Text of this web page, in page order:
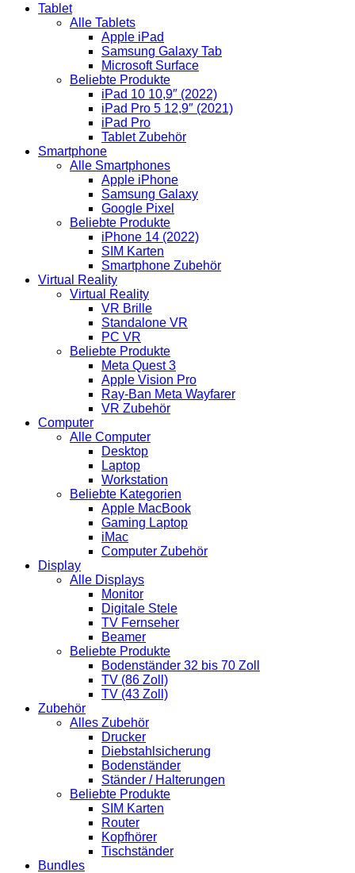
Tablet
Alle Tablets
Apple iPad
Samsung Galaxy Tab
Microsoft Surface
Beliebte Produkte
iPad 10 10,9″ (2022)
iPad Pro 5 12,9″ (2021)
iPad Pro
Tablet Zubehör
Smartphone
Alle Smartphones
Apple iPhone
Samsung Galaxy
Google Pixel
Beliebte Produkte
iPhone 14 (2022)
SIM Karten
Smartphone Zubehör
Virtual Reality
Virtual Reality
VR Brille
Standalone VR
PC VR
Beliebte Produkte
Meta Quest 3
Apple Vision Pro
Ray-Ban Meta Wayfarer
VR Zubehör
Computer
Alle Computer
Desktop
Laptop
Workstation
Beliebte Kategorien
Apple MacBook
Gaming Laptop
iMac
Computer Zubehör
Display
Alle Displays
Monitor
Digitale Stele
TV Fernseher
Beamer
Beliebte Produkte
Bodenständer 32 bis 70 Zoll
TV (86 Zoll)
TV (43 Zoll)
Zubehör
Alles Zubehör
Drucker
Diebstahlsicherung
Bodenständer
Ständer / Halterungen
Beliebte Produkte
SIM Karten
Router
Kopfhörer
Tischständer
Bundles